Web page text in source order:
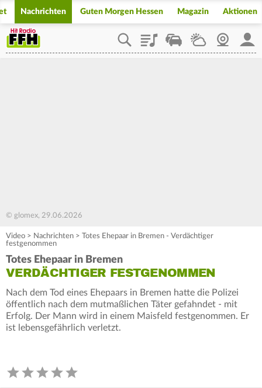
Nachrichten Guten Morgen Hessen Magazin Aktionen
PlaylistStaupilotWetterWebcam
© glomex, 29.06.2026
Video > Nachrichten > Totes Ehepaar in Bremen - Verdächtiger
festgenommen
Totes Ehepaar in Bremen
VERDÄCHTIGER FESTGENOMMEN
Nach dem Tod eines Ehepaars in Bremen hatte die Polizei
öffentlich nach dem mutmaßlichen Täter gefahndet - mit
Erfolg. Der Mann wird in einem Maisfeld festgenommen. Er
ist lebensgefährlich verletzt.